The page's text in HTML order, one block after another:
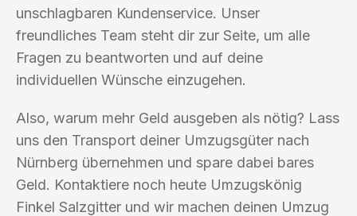
unschlagbaren Kundenservice. Unser
freundliches Team steht dir zur Seite, um alle
Fragen zu beantworten und auf deine
individuellen Wünsche einzugehen.
Also, warum mehr Geld ausgeben als nötig? Lass
uns den Transport deiner Umzugsgüter nach
Nürnberg übernehmen und spare dabei bares
Geld. Kontaktiere noch heute Umzugskönig
Finkel Salzgitter und wir machen deinen Umzug